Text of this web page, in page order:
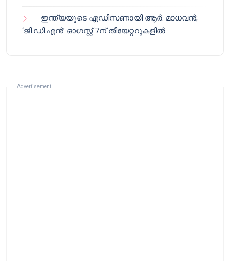
ഇന്ത്യയുടെ എഡിസണായി ആർ. മാധവൻ;
‘ജി.ഡി.എൻ’ ഓഗസ്റ്റ് 7ന് തിയേറ്ററുകളിൽ
Advertisement